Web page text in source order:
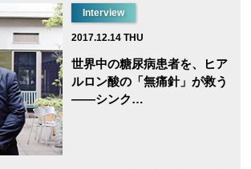
Interview
2017.12.14 THU
世界中の糖尿病患者を、ヒア
ルロン酸の「無痛針」が救う
――シンク…